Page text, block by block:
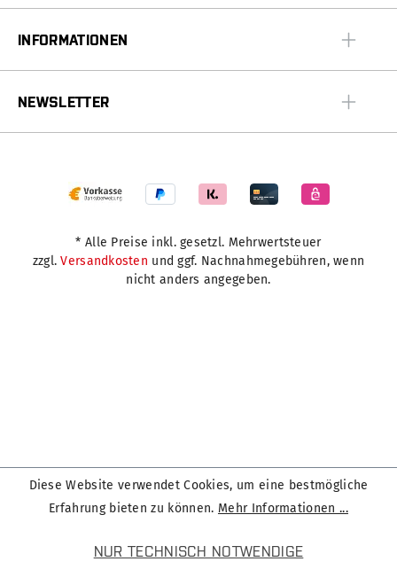
INFORMATIONEN
NEWSLETTER
* Alle Preise inkl. gesetzl. Mehrwertsteuer
zzgl.Versandkosten und ggf. Nachnahmegebühren, wenn
nicht anders angegeben.
Diese Website verwendet Cookies, um eine bestmögliche
Erfahrung bieten zu können. Mehr Informationen ...
NUR TECHNISCH NOTWENDIGE